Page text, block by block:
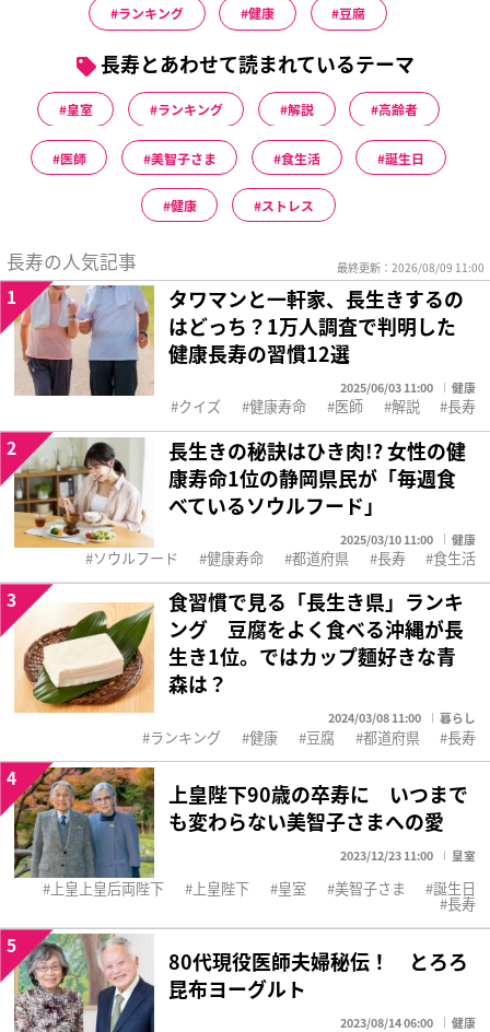
ランキング 健康 豆腐
長寿とあわせて読まれているテーマ
皇室 ランキング 解説 高齢者
医師 美智子さま 食生活 誕生日
健康 ストレス
長寿の人気記事 最終更新：2026/08/09 11:00
タワマンと一軒家、長生きするの
はどっち？1万人調査で判明した
健康長寿の習慣12選
2025/06/03 11:00 健康
1
クイズ 健康寿命 医師 解説 長寿
長生きの秘訣はひき肉!? 女性の健
康寿命1位の静岡県民が「毎週食
べているソウルフード」
2025/03/10 11:00 健康
2
ソウルフード 健康寿命 都道府県 長寿 食生活
食習慣で見る「長生き県」ランキ
ング 豆腐をよく食べる沖縄が長
生き1位。ではカップ麵好きな青
森は？
2024/03/08 11:00 暮らし
3
ランキング 健康 豆腐 都道府県 長寿
上皇陛下90歳の卒寿に いつまで
も変わらない美智子さまへの愛
2023/12/23 11:00 皇室
4
上皇上皇后両陛下 上皇陛下 皇室 美智子さま 誕生日
長寿
80代現役医師夫婦秘伝！ とろろ
昆布ヨーグルト
2023/08/14 06:00 健康
5